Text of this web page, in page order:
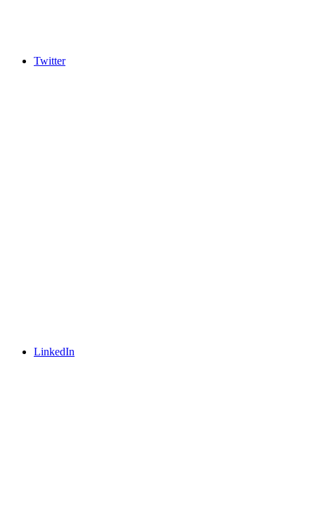
Twitter
LinkedIn